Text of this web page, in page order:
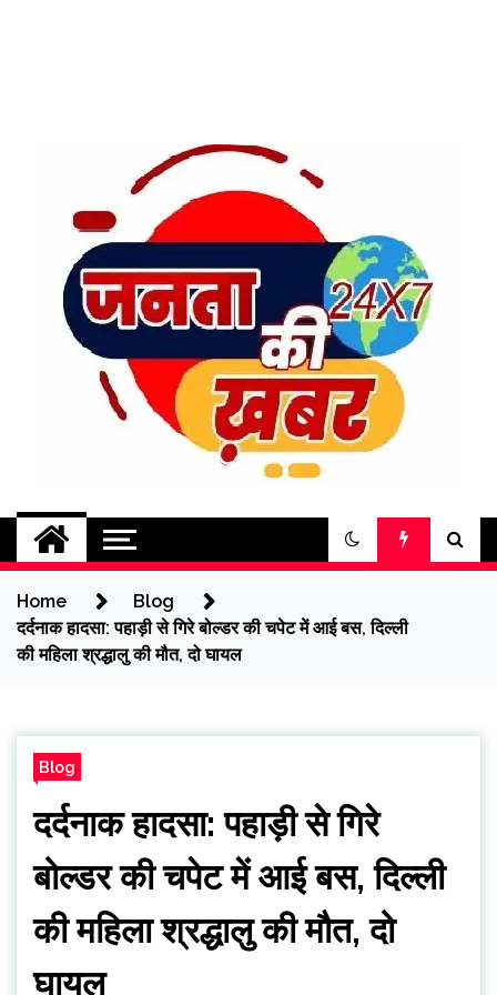
jantakikhabar
Home
Blog
दर्दनाक हादसा: पहाड़ी से गिरे बोल्डर की चपेट में आई बस, दिल्ली
की महिला श्रद्धालु की मौत, दो घायल
Blog
दर्दनाक हादसा: पहाड़ी से गिरे
बोल्डर की चपेट में आई बस, दिल्ली
की महिला श्रद्धालु की मौत, दो
घायल